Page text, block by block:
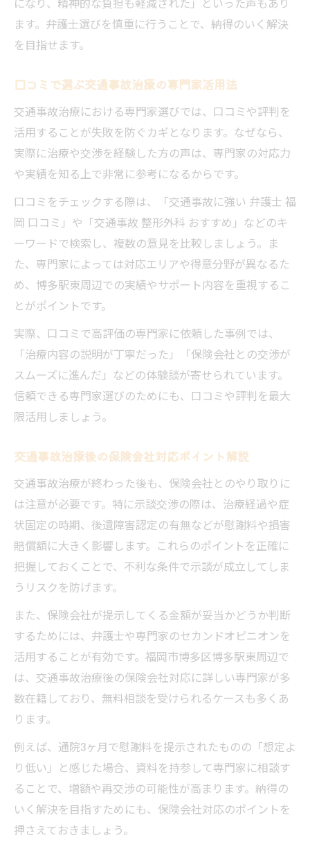
ます。弁護士選びを慎重に行うことで、納得のいく解決
を目指せます。
口コミで選ぶ交通事故治療の専門家活用法
交通事故治療における専門家選びでは、口コミや評判を
活用することが失敗を防ぐカギとなります。なぜなら、
実際に治療や交渉を経験した方の声は、専門家の対応力
や実績を知る上で非常に参考になるからです。
口コミをチェックする際は、「交通事故に強い 弁護士 福
岡 口コミ」や「交通事故 整形外科 おすすめ」などのキ
ーワードで検索し、複数の意見を比較しましょう。ま
た、専門家によっては対応エリアや得意分野が異なるた
め、博多駅東周辺での実績やサポート内容を重視するこ
とがポイントです。
実際、口コミで高評価の専門家に依頼した事例では、
「治療内容の説明が丁寧だった」「保険会社との交渉が
スムーズに進んだ」などの体験談が寄せられています。
信頼できる専門家選びのためにも、口コミや評判を最大
限活用しましょう。
交通事故治療後の保険会社対応ポイント解説
交通事故治療が終わった後も、保険会社とのやり取りに
は注意が必要です。特に示談交渉の際は、治療経過や症
状固定の時期、後遺障害認定の有無などが慰謝料や損害
賠償額に大きく影響します。これらのポイントを正確に
把握しておくことで、不利な条件で示談が成立してしま
うリスクを防げます。
また、保険会社が提示してくる金額が妥当かどうか判断
するためには、弁護士や専門家のセカンドオピニオンを
活用することが有効です。福岡市博多区博多駅東周辺で
は、交通事故治療後の保険会社対応に詳しい専門家が多
数在籍しており、無料相談を受けられるケースも多くあ
ります。
例えば、通院3ヶ月で慰謝料を提示されたものの「想定よ
り低い」と感じた場合、資料を持参して専門家に相談す
ることで、増額や再交渉の可能性が高まります。納得の
いく解決を目指すためにも、保険会社対応のポイントを
押さえておきましょう。